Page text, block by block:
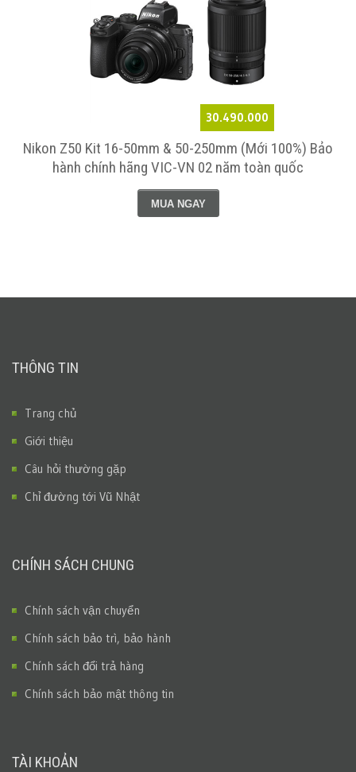
30.490.000
Nikon Z50 Kit 16-50mm & 50-250mm (Mới 100%) Bảo
hành chính hãng VIC-VN 02 năm toàn quốc
MUA NGAY
THÔNG TIN
Trang chủ
Giới thiệu
Câu hỏi thường gặp
Chỉ đường tới Vũ Nhật
CHÍNH SÁCH CHUNG
Chính sách vận chuyển
Chính sách bảo trì, bảo hành
Chính sách đổi trả hàng
Chính sách bảo mật thông tin
TÀI KHOẢN